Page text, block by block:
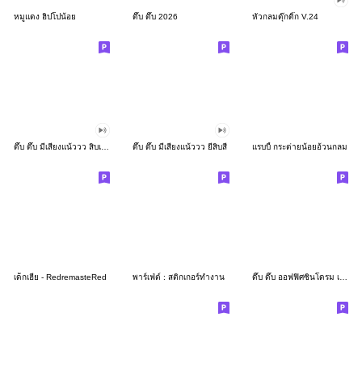
หมูแดง ฮิปโปน้อย ดึ๊บ ดึ๊บ 2026 หัวกลมดุ๊กดิ๊ก V.24
ดึ๊บ ดึ๊บ มีเสียงแน้ววว ยี่สิบสี่ แรบบี้ กระต่ายน้อยอ้วนกลม
เด็กเฮีย - RedremasteRed พาร์เฟ่ต์ : สติกเกอร์ทำงาน ดึ๊บ ดึ๊บ ออฟฟิศซินโดรม เจ็ด